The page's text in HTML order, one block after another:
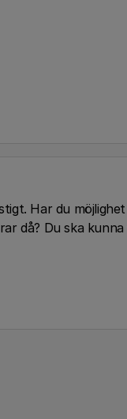
Har du
då? Du ska kunna